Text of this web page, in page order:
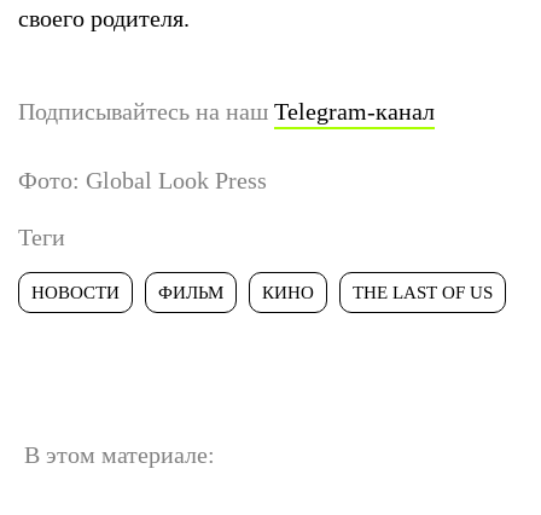
своего родителя.
Подписывайтесь на наш Telegram-канал
Фото: Global Look Press
Теги
НОВОСТИ ФИЛЬМ КИНО THE LAST OF US
В этом материале: